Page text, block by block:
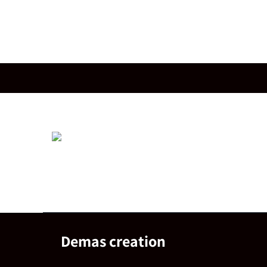
Demas creation